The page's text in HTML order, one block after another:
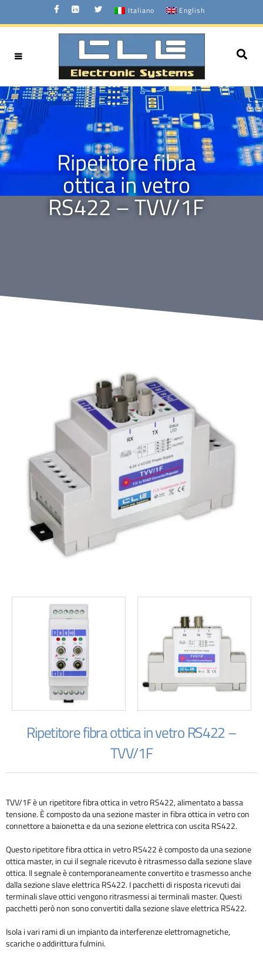
Italiano English
Ripetitore fibra
ottica in vetro
RS422 – TVV/1F
Ripetitore fibra ottica in vetro RS422 –
TVV/1F
TVV/1F è un ripetitore fibra ottica in vetro RS422, alimentato a bassa
tensione. È composto da una sezione master in fibra ottica in vetro con
connettore a baionetta e da una sezione elettrica con uscita RS422.
Questo ripetitore fibra ottica in vetro RS422 è composto da una sezione
ottica master, in cui il segnale ricevuto è ritrasmesso dalla sezione slave
ottica. Il segnale è contemporaneamente convertito e trasmesso anche
dalla sezione slave elettrica RS422. I pacchetti di risposta ricevuti dai
terminali slave ottici vengono ritrasmessi ai terminali master. Questi
pacchetti però non sono convertiti dalla sezione slave elettrica RS422.
Isola i vari rami di un impianto da interferenze elettromagnetiche,
scariche o addirittura fulmini.